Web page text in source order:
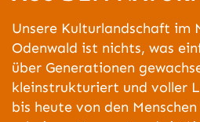
Unsere Kulturlandschaft
Odenwald ist nichts, was
über Generationen
kleinstrukturiert und voller
bis heute von den